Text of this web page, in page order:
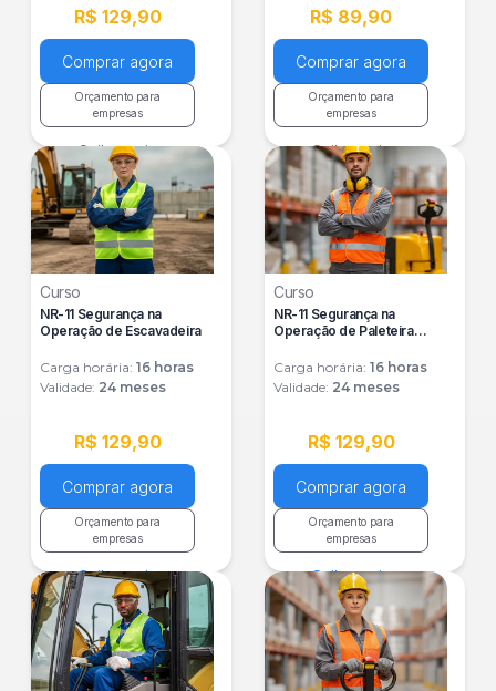
R$ 129,90
Comprar agora
Orçamento para
empresas
Saiba mais
R$ 89,90
Comprar agora
Orçamento para
empresas
Saiba mais
Curso
NR-11 Segurança na
Operação de Escavadeira
Carga horária: 16 horas
Validade: 24 meses
R$ 129,90
Comprar agora
Orçamento para
empresas
Saiba mais
Curso
NR-11 Segurança na
Operação de Paleteira
Carga horária: 16 horas
Validade: 24 meses
R$ 129,90
Comprar agora
Orçamento para
empresas
Saiba mais